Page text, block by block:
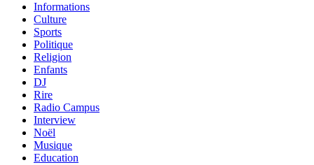
Informations
Culture
Sports
Politique
Religion
Enfants
DJ
Rire
Radio Campus
Interview
Noël
Musique
Education